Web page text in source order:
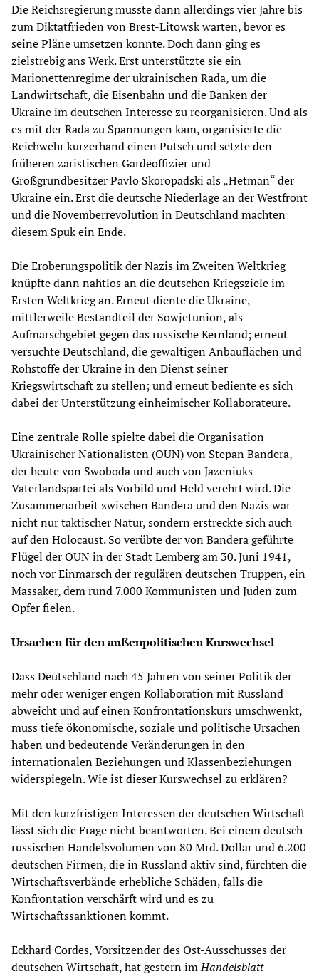
Die Reichsregierung musste dann allerdings vier Jahre bis
zum Diktatfrieden von Brest-Litowsk warten, bevor es
seine Pläne umsetzen konnte. Doch dann ging es
zielstrebig ans Werk. Erst unterstützte sie ein
Marionettenregime der ukrainischen Rada, um die
Landwirtschaft, die Eisenbahn und die Banken der
Ukraine im deutschen Interesse zu reorganisieren. Und als
es mit der Rada zu Spannungen kam, organisierte die
Reichwehr kurzerhand einen Putsch und setzte den
früheren zaristischen Gardeoffizier und
Großgrundbesitzer Pavlo Skoropadski als „Hetman“ der
Ukraine ein. Erst die deutsche Niederlage an der Westfront
und die Novemberrevolution in Deutschland machten
diesem Spuk ein Ende.
Die Eroberungspolitik der Nazis im Zweiten Weltkrieg
knüpfte dann nahtlos an die deutschen Kriegsziele im
Ersten Weltkrieg an. Erneut diente die Ukraine,
mittlerweile Bestandteil der Sowjetunion, als
Aufmarschgebiet gegen das russische Kernland; erneut
versuchte Deutschland, die gewaltigen Anbauflächen und
Rohstoffe der Ukraine in den Dienst seiner
Kriegswirtschaft zu stellen; und erneut bediente es sich
dabei der Unterstützung einheimischer Kollaborateure.
Eine zentrale Rolle spielte dabei die Organisation
Ukrainischer Nationalisten (OUN) von Stepan Bandera,
der heute von Swoboda und auch von Jazeniuks
Vaterlandspartei als Vorbild und Held verehrt wird. Die
Zusammenarbeit zwischen Bandera und den Nazis war
nicht nur taktischer Natur, sondern erstreckte sich auch
auf den Holocaust. So verübte der von Bandera geführte
Flügel der OUN in der Stadt Lemberg am 30. Juni 1941,
noch vor Einmarsch der regulären deutschen Truppen, ein
Massaker, dem rund 7.000 Kommunisten und Juden zum
Opfer fielen.
Ursachen für denaußenpolitischenKurswechsel
Dass Deutschland nach 45 Jahren von seiner Politik der
mehr oder weniger engen Kollaboration mit Russland
abweicht und auf einen Konfrontationskurs umschwenkt,
muss tiefe ökonomische, soziale und politische Ursachen
haben und bedeutende Veränderungen in den
internationalen Beziehungen und Klassenbeziehungen
widerspiegeln. Wie ist dieser Kurswechsel zu erklären?
Mit den kurzfristigen Interessen der deutschen Wirtschaft
lässt sich die Frage nicht beantworten. Bei einem deutsch-
russischen Handelsvolumen von 80 Mrd. Dollar und 6.200
deutschen Firmen, die in Russland aktiv sind, fürchten die
Wirtschaftsverbände erhebliche Schäden, falls die
Konfrontation verschärft wird und es zu
Wirtschaftssanktionen kommt.
Eckhard Cordes, Vorsitzender des Ost-Ausschusses der
deutschen Wirtschaft, hat gestern imHandelsblatt